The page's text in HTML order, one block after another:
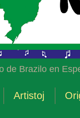
de Brazilo en
Artistoj